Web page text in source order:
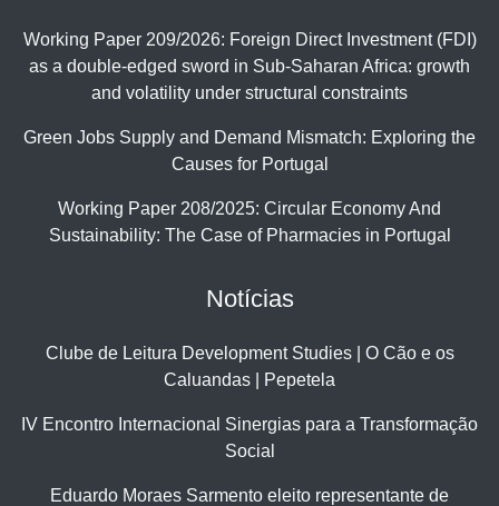
Working Paper 209/2026: Foreign Direct Investment (FDI)
as a double-edged sword in Sub-Saharan Africa: growth
and volatility under structural constraints
Green Jobs Supply and Demand Mismatch: Exploring the
Causes for Portugal
Working Paper 208/2025: Circular Economy And
Sustainability: The Case of Pharmacies in Portugal
Notícias
Clube de Leitura Development Studies | O Cão e os
Caluandas | Pepetela
IV Encontro Internacional Sinergias para a Transformação
Social
Eduardo Moraes Sarmento eleito representante de